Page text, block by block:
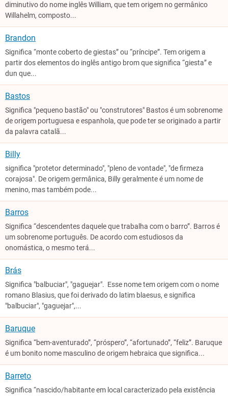
diminutivo do nome inglês William, que tem origem no germânico
Willahelm, composto...
Brandon
Significa “monte coberto de giestas” ou “príncipe”. Tem origem a
partir dos elementos do inglês antigo brom que significa “giesta” e
dun que...
Bastos
Significa "pequeno bastão" ou "construtores" Bastos é um sobrenome
de origem portuguesa e espanhola, que pode ter se originado a partir
da palavra catalã...
Billy
significa "protetor determinado", "pleno de vontade", "de firmeza
corajosa". De origem germânica, Billy geralmente é um nome de
menino, mas também pode...
Barros
Significa “descendentes daquele que trabalha com o barro”. Barros é
um sobrenome português. De acordo com estudiosos da
onomástica, o mesmo terá...
Brás
Significa "balbuciar", "gaguejar". Esse nome tem origem com o nome
romano Blasius, que foi derivado do latim blaesus, e significa
"balbuciar", "gaguejar",...
Baruque
Significa “bem-aventurado”, “próspero”, “afortunado”, “feliz”. Baruque
é um bonito nome masculino de origem hebraica que significa...
Barreto
Significa “nascido/habitante em local caracterizado pela existência